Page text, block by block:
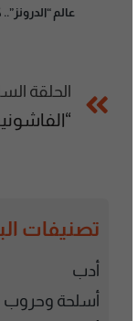
عالم
الحلقة
تصنيفات
أدب
أسلحة وحروب